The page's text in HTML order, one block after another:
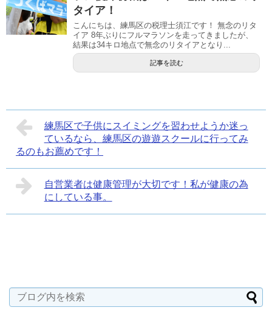
タイア！
こんにちは、練馬区の税理士須江です！ 無念のリタ
イア 8年ぶりにフルマラソンを走ってきましたが、
結果は34キロ地点で無念のリタイアとなり...
記事を読む
練馬区で子供にスイミングを習わせようか迷っ
ているなら、練馬区の遊遊スクールに行ってみ
るのもお薦めです！
自営業者は健康管理が大切です！私が健康の為
にしている事。